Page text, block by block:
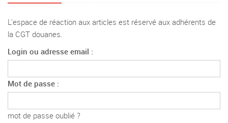
L'espace de réaction aux articles est réservé aux adhérents de
la CGT douanes.
Login ou adresse email :
Mot de passe :
mot de passe oublié ?